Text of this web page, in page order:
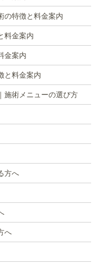
の特徴と料金案内
料金案内
金案内
と料金案内
施術メニューの選び方
方へ
へ